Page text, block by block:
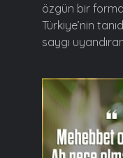
özgün bir
Türkiye’nin
saygı